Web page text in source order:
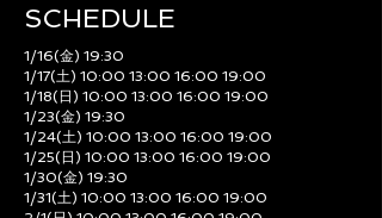
SCHEDULE​
1/16(金) 19:30
1/17(土) 10:00 13:00 16:00 19:00
1/18(日) 10:00 13:00 16:00 19:00
1/23(金) 19:30
1/24(土) 10:00 13:00 16:00 19:00
1/25(日) 10:00 13:00 16:00 19:00
1/30(金) 19:30
1/31(土) 10:00 13:00 16:00 19:00